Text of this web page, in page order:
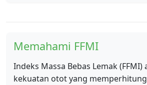
Memahami FFMI
Indeks Massa Bebas Lemak
kekuatan otot yang